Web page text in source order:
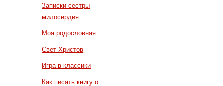
Записки сестры
милосердия
Моя родословная
Свет Христов
Игра в классики
Как писать книгу о